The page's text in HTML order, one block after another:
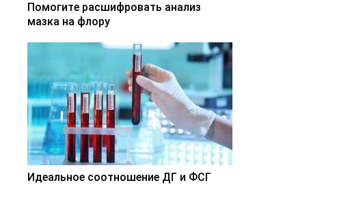
Помогите расшифровать анализ
мазка на флору
Идеальное соотношение ДГ и ФСГ